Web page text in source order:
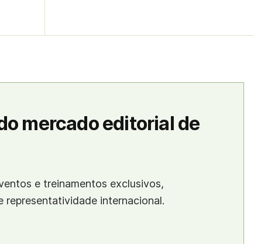
mercado editorial de
e treinamentos exclusivos,
representatividade internacional.